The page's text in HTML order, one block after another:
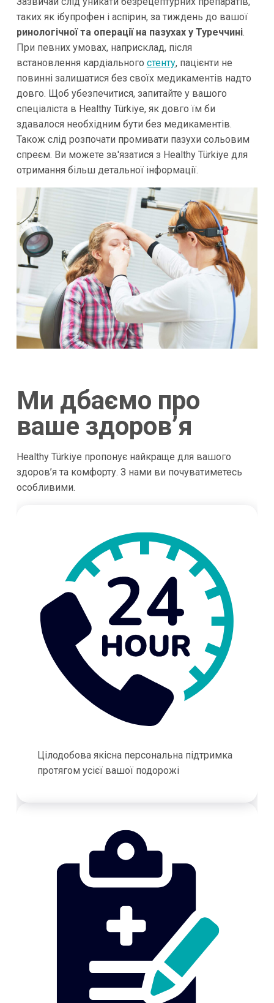
таких як ібупрофен і аспірин, за тиждень до вашої
ринологічної та операції на пазухах у Туреччині.
При певних умовах, наприсклад, після
встановлення кардіального стенту, пацієнти не
повинні залишатися без своїх медикаментів надто
довго. Щоб убезпечитися, запитайте у вашого
спеціаліста в Healthy Türkiye, як довго їм би
здавалося необхідним бути без медикаментів.
Також слід розпочати промивати пазухи сольовим
спреєм. Ви можете зв'язатися з Healthy Türkiye для
отримання більш детальної інформації.
Ми дбаємо про
ваше здоров’я
Healthy Türkiye пропонує найкраще для вашого
здоров’я та комфорту. З нами ви почуватиметесь
особливими.
Цілодобова якісна персональна підтримка
протягом усієї вашої подорожі